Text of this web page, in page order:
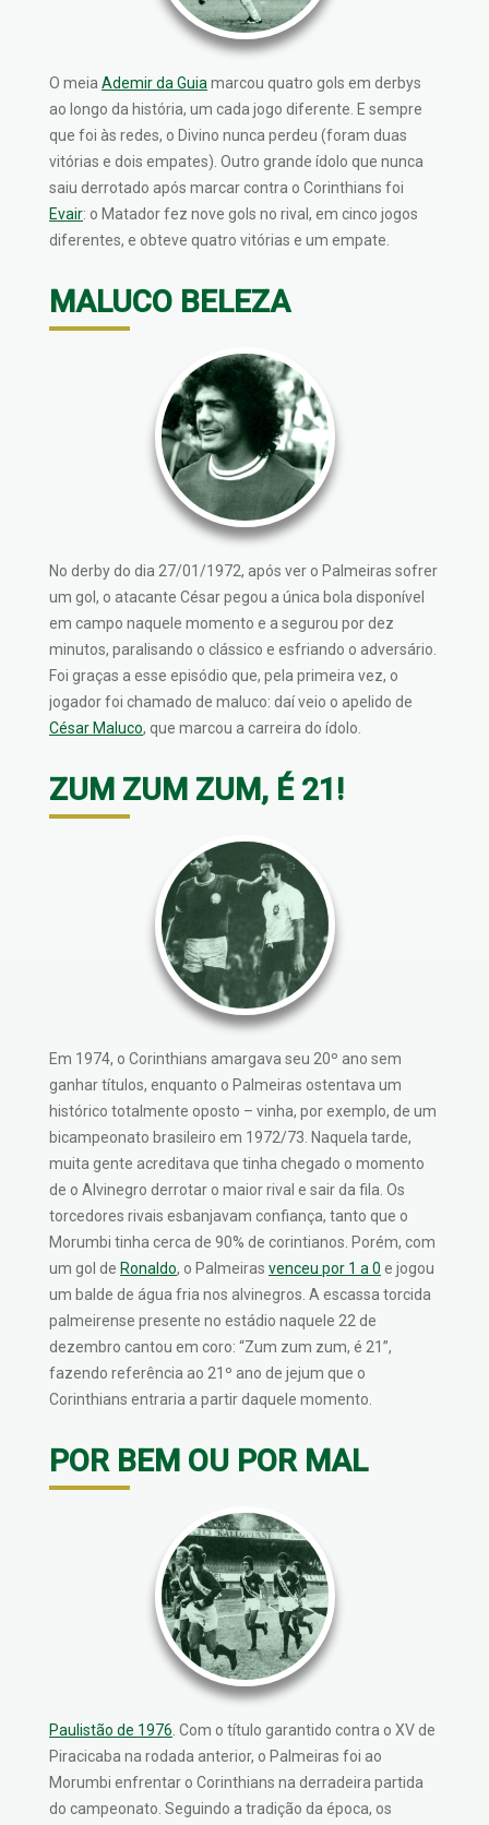
O meia Ademir da Guia marcou quatro gols em derbys
ao longo da história, um cada jogo diferente. E sempre
que foi às redes, o Divino nunca perdeu (foram duas
vitórias e dois empates). Outro grande ídolo que nunca
saiu derrotado após marcar contra o Corinthians foi
Evair: o Matador fez nove gols no rival, em cinco jogos
diferentes, e obteve quatro vitórias e um empate.
MALUCO BELEZA
No derby do dia 27/01/1972, após ver o Palmeiras sofrer
um gol, o atacante César pegou a única bola disponível
em campo naquele momento e a segurou por dez
minutos, paralisando o clássico e esfriando o adversário.
Foi graças a esse episódio que, pela primeira vez, o
jogador foi chamado de maluco: daí veio o apelido de
César Maluco, que marcou a carreira do ídolo.
ZUM ZUM ZUM, É 21!
Em 1974, o Corinthians amargava seu 20º ano sem
ganhar títulos, enquanto o Palmeiras ostentava um
histórico totalmente oposto – vinha, por exemplo, de um
bicampeonato brasileiro em 1972/73. Naquela tarde,
muita gente acreditava que tinha chegado o momento
de o Alvinegro derrotar o maior rival e sair da fila. Os
torcedores rivais esbanjavam confiança, tanto que o
Morumbi tinha cerca de 90% de corintianos. Porém, com
um gol de Ronaldo, o Palmeiras venceu por 1 a 0 e jogou
um balde de água fria nos alvinegros. A escassa torcida
palmeirense presente no estádio naquele 22 de
dezembro cantou em coro: “Zum zum zum, é 21”,
fazendo referência ao 21º ano de jejum que o
Corinthians entraria a partir daquele momento.
POR BEM OU POR MAL
Paulistão de 1976 . Com o título garantido contra o XV de
Piracicaba na rodada anterior, o Palmeiras foi ao
Morumbi enfrentar o Corinthians na derradeira partida
do campeonato. Seguindo a tradição da época, os